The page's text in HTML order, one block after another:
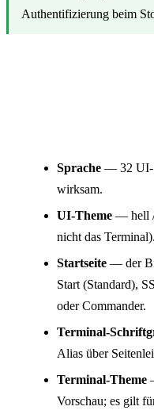
Authentifizierung beim
Sprache — 32 UI-
wirksam.
UI-Theme — hell /
nicht das Terminal).
Startseite — der
Start (Standard),
oder Commander.
Terminal-
Alias über
Terminal-Theme
Vorschau; es gilt